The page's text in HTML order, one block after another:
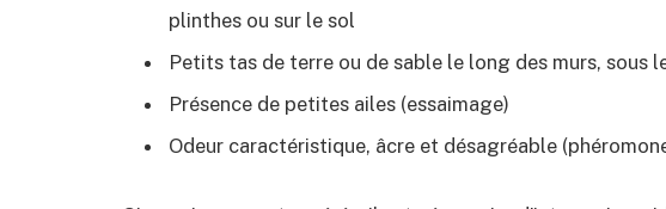
plinthes ou sur le sol
Petits tas de terre ou de sable le long des murs, sous
Présence de petites ailes (essaimage)
Odeur caractéristique, âcre et désagréable